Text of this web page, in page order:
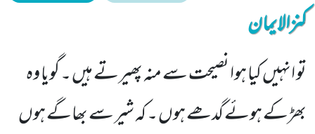
کنزالایمان
تو انہیں کیا ہوا نصیحت سے منہ پھیرتے ہیں ۔ گویا وہ
بھڑکے ہوئے گدھے ہوں ۔ کہ شیر سے بھاگے ہوں